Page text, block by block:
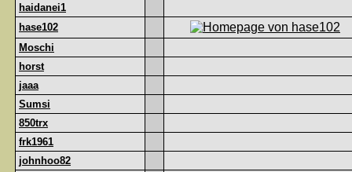
haidanei1
hase102
Moschi
horst
jaaa
Sumsi
850trx
frk1961
johnhoo82